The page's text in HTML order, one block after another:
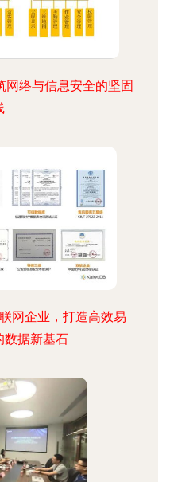
网络与信息安全的坚固
网企业，打造高效易
数据新基石